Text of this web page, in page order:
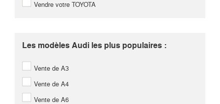
Vendre votre TOYOTA
Les modèles Audi les plus populaires :
Vente de A3
Vente de A4
Vente de A6